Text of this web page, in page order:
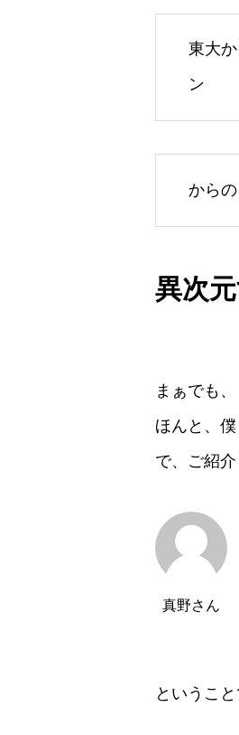
東大
ン
からの
異次
まぁでも
ほんと、
で、ご紹介
真野さん
というこ